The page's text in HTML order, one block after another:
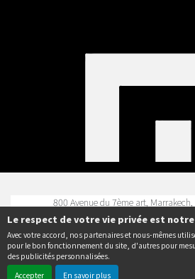
Le respect de votre vie privée est
Avec votre accord, nos partenaires et nous-mêmes
pour le bon fonctionnement du site, d'autres pour
des publicités personnalisées.
Accepter
En savoir plus
800 Avenue du 7ème art,
légales| Contact|
Politique de
© Erakys